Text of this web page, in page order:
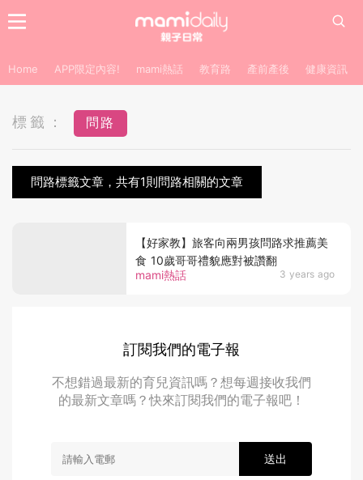
Home APP限定內容! mami熱話 教育路 產前產後 健康資訊
標籤： 問路
問路標籤文章，共有1則問路相關的文章
mami熱話 3 years ago
【好家教】旅客向兩男孩問路求推薦美
食 10歲哥哥禮貌應對被讚翻
訂閱我們的電子報
不想錯過最新的育兒資訊嗎？想每週接收我們
的最新文章嗎？快來訂閱我們的電子報吧！
送出